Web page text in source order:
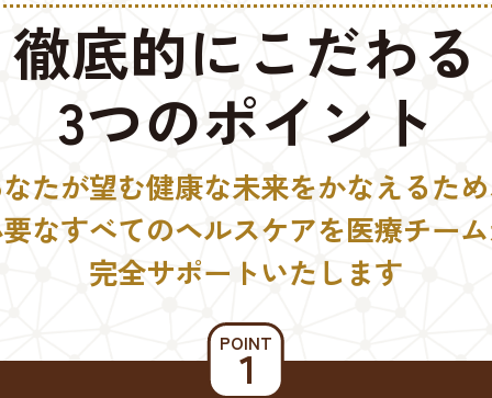
徹底的にこだわる
3つのポイント
たが望む健康な未来をかなえるた
なすべてのヘルスケアを医療チー
完全サポートいたします
POINT
１